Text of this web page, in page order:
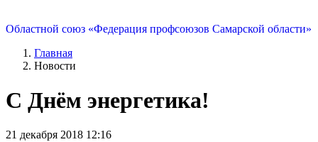
Областной союз «Федерация профсоюзов Самарской области»
Главная
Новости
С Днём энергетика!
21 декабря 2018 12:16